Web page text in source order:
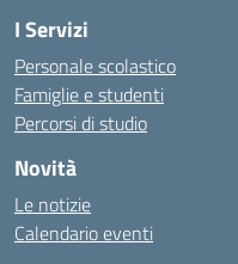
I Servizi
Personale scolastico
Famiglie e studenti
Percorsi di studio
Novità
Le notizie
Calendario eventi